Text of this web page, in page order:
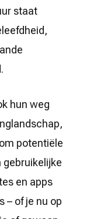
staat
hun weg
potentiële
en apps
– of je nu op